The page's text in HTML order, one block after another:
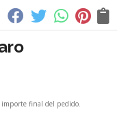
final del pedido.